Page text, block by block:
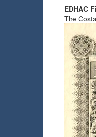
EDHAC
The